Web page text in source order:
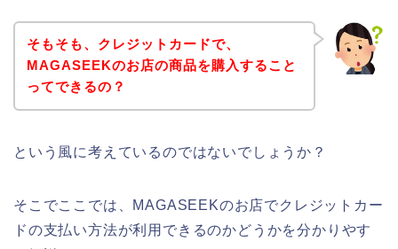
そもそも、クレジットカードで、
MAGASEEKのお店の商品を購入すること
ってできるの？
という風に考えているのではないでしょうか？
そこでここでは、MAGASEEKのお店でクレジットカー
ドの支払い方法が利用できるのかどうかを分かりやす